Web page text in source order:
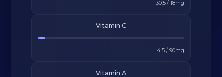
30.5/ 18mg
Vitamin C
4.5/ 90mg
Vitamin A